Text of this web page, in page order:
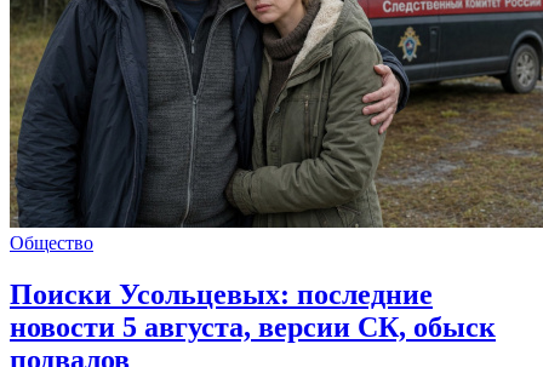
Общество
Поиски Усольцевых: последние
новости 5 августа, версии СК, обыск
подвалов